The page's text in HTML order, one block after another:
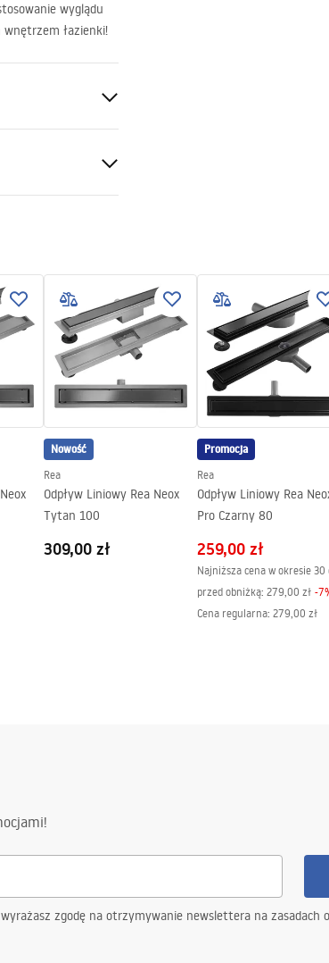
wyglądu
łazienki!
konstrukcji
elementy
Nowość
Rea
Odpływ Liniowy Rea Neox
Tytan 100
309,00 zł
Promocja
Rea
Odpływ Liniowy Rea
Pro Czarny 80
259,00 zł
Najniższa cena w okresie 30
przed obniżką: 279,00 zł -7
Cena regularna: 279,00 zł
zgodę na otrzymywanie newslettera na zasadach